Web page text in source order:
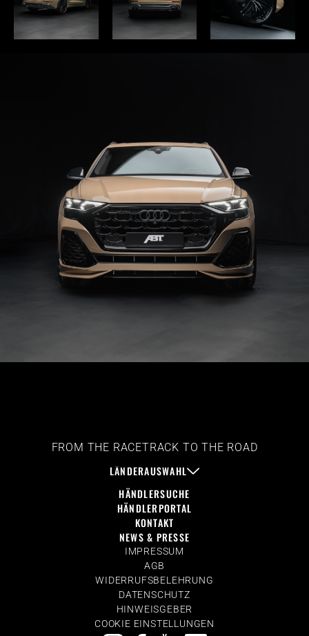
FROM THE RACETRACK TO THE ROAD
LÄNDERAUSWAHL
HÄNDLERSUCHE
HÄNDLERPORTAL
KONTAKT
NEWS & PRESSE
IMPRESSUM
AGB
WIDERRUFSBELEHRUNG
DATENSCHUTZ
HINWEISGEBER
COOKIE EINSTELLUNGEN